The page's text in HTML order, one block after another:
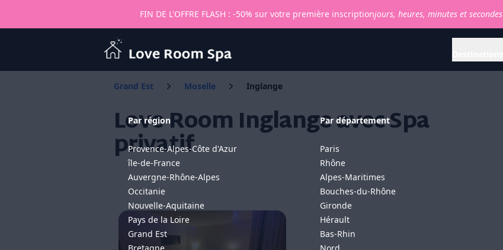
FIN DE L'OFFRE FLASH : -50% sur votre première inscriptionjours, heures, minutes et
Love Room Spa
Par région
Provence-Alpes-Côte d'Azur
île-de-France
Auvergne-Rhône-Alpes
Occitanie
Nouvelle-Aquitaine
Pays de la Loire
Grand Est
Par département
Paris
Rhône
Alpes-Maritimes
Bouches-du-Rhône
Gironde
Hérault
Bas-Rhin
Grand Est Moselle Inglange
Love Room Inglange avec Spa
privatif